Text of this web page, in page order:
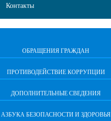
ОБРАЩЕНИЯ ГРАЖДАН
ПРОТИВОДЕЙСТВИЕ КОРРУПЦИИ
ДОПОЛНИТЕЛЬНЫЕ СВЕДЕНИЯ
АЗБУКА БЕЗОПАСНОСТИ И ЗДОРОВЬЯ
Контакты